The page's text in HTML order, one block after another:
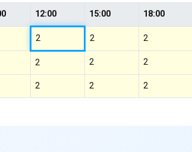
12:00 15:00 18:00
2 2 2
2 2 2
2 2 2